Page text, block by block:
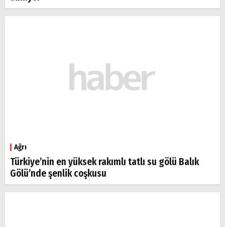
Ağrı
Türkiye’nin en yüksek rakımlı tatlı su gölü Balık
Gölü’nde şenlik coşkusu